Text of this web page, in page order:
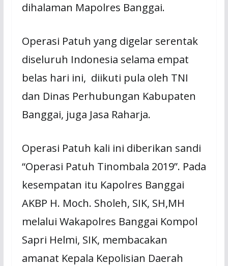
dihalaman Mapolres Banggai.
Operasi Patuh yang digelar serentak
diseluruh Indonesia selama empat
belas hari ini, diikuti pula oleh TNI
dan Dinas Perhubungan Kabupaten
Banggai, juga Jasa Raharja.
Operasi Patuh kali ini diberikan sandi
“Operasi Patuh Tinombala 2019”. Pada
kesempatan itu Kapolres Banggai
AKBP H. Moch. Sholeh, SIK, SH,MH
melalui Wakapolres Banggai Kompol
Sapri Helmi, SIK, membacakan
amanat Kepala Kepolisian Daerah